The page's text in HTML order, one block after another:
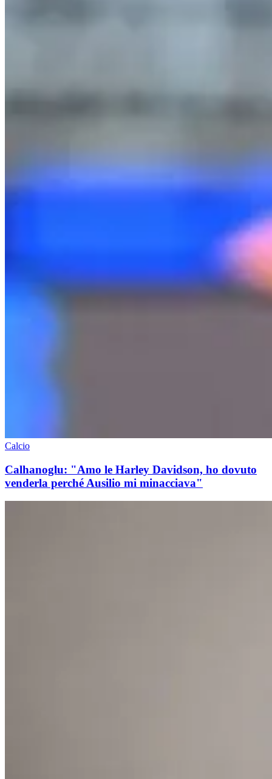
Calcio
Calhanoglu: "Amo le Harley Davidson, ho dovuto
venderla perché Ausilio mi minacciava"